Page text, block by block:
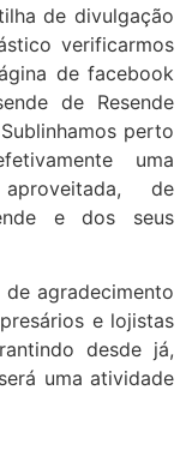
de divulgação
verificarmos
de facebook
de Resende
perto
uma
de
e dos seus
agradecimento
e lojistas
desde já,
uma atividade